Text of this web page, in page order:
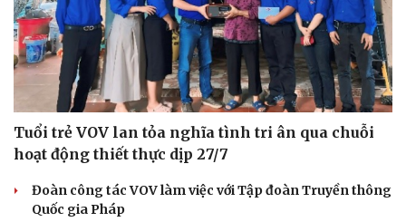
Cải chính
Tuổi trẻ VOV lan tỏa nghĩa tình tri ân qua chuỗi
hoạt động thiết thực dịp 27/7
Đoàn công tác VOV làm việc với Tập đoàn Truyền thông
Quốc gia Pháp